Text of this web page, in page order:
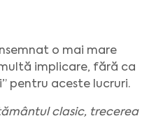
o mai mare
implicare, fără ca
pentru aceste lucruri.
clasic, trecerea